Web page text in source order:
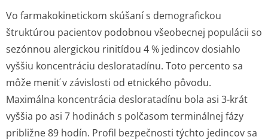
Vo farmakokinetickom skúšaní s demografickou
štruktúrou pacientov podobnou všeobecnej populácii so
sezónnou alergickou rinitídou 4 % jedincov dosiahlo
vyššiu koncentráciu desloratadínu. Toto percento sa
môže meniť v závislosti od etnického pôvodu.
Maximálna koncentrácia desloratadínu bola asi 3-krát
vyššia po asi 7 hodinách s polčasom terminálnej fázy
približne 89 hodín. Profil bezpečnosti týchto jedincov sa